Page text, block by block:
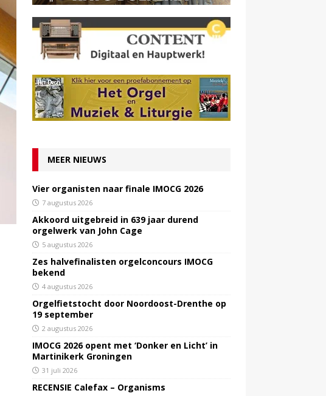
MEER NIEUWS
Vier organisten naar finale IMOCG 2026
7 augustus 2026
Akkoord uitgebreid in 639 jaar durend
orgelwerk van John Cage
5 augustus 2026
Zes halvefinalisten orgelconcours IMOCG
bekend
4 augustus 2026
Orgelfietstocht door Noordoost-Drenthe op
19 september
2 augustus 2026
IMOCG 2026 opent met ‘Donker en Licht’ in
Martinikerk Groningen
31 juli 2026
RECENSIE Calefax – Organisms